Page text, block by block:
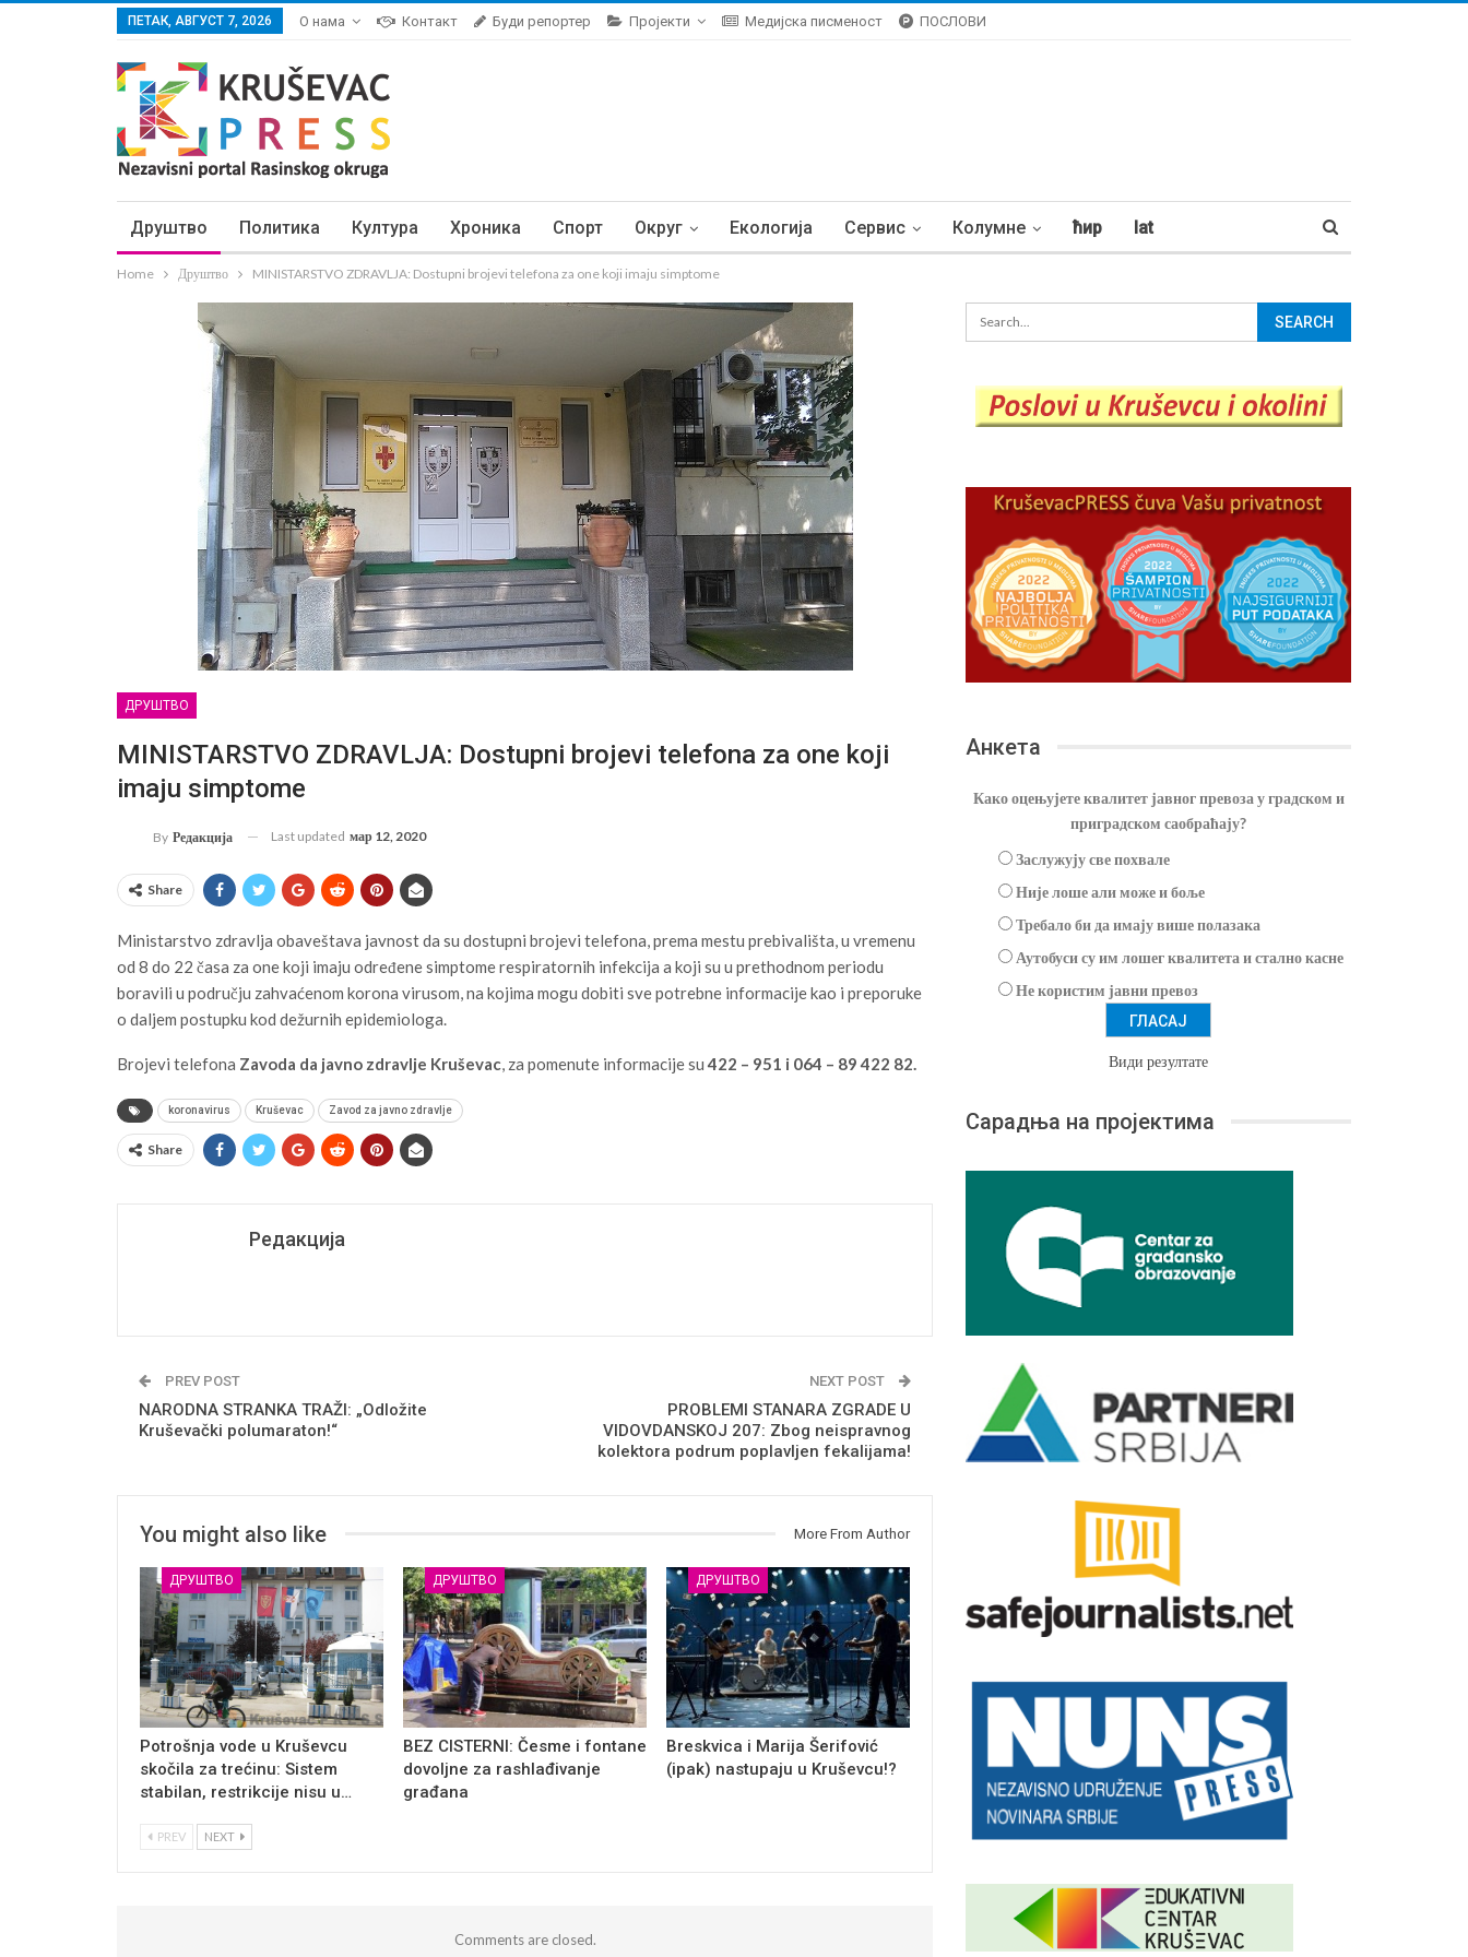
ПЕТАК, АВГУСТ 7, 2026 О нама Контакт Буди репортер Пројекти Медијска писменост ПОСЛОВИ
Друштво Политика Култура Хроника Спорт Округ Екологија Сервис Колумне ћир lat
Home Друштво MINISTARSTVO ZDRAVLJA: Dostupni brojevi telefona za one koji imaju simptome
ДРУШТВО
MINISTARSTVO ZDRAVLJA: Dostupni brojevi telefona za one koji
imaju simptome
By Редакција Last updated мар 12, 2020
Share
Ministarstvo zdravlja obaveštava javnost da su dostupni brojevi telefona, prema mestu prebivališta, u vremenu
od 8 do 22 časa za one koji imaju određene simptome respiratornih infekcija a koji su u prethodnom periodu
boravili u području zahvaćenom korona virusom, na kojima mogu dobiti sve potrebne informacije kao i preporuke
o daljem postupku kod dežurnih epidemiologa.
Brojevi telefona Zavoda da javno zdravlje Kruševac, za pomenute informacije su422 – 951 i 064 – 89 422 82.
koronavirus Kruševac Zavod za javno zdravlje
Share
Редакција
PREV POST
NARODNA STRANKA TRAŽI: „Odložite
Kruševački polumaraton!“
NEXT POST
PROBLEMI STANARA ZGRADE U
VIDOVDANSKOJ 207: Zbog neispravnog
kolektora podrum poplavljen fekalijama!
You might also like More From Author
ДРУШТВО
Potrošnja vode u Kruševcu
skočila za trećinu: Sistem
stabilan, restrikcije nisu u…
ДРУШТВО
BEZ CISTERNI: Česme i fontane
dovoljne za rashlađivanje
građana
ДРУШТВО
Breskvica i Marija Šerifović
(ipak) nastupaju u Kruševcu!?
PREV NEXT
Comments are closed.
Анкета
Како оцењујете квалитет јавног превоза у градском и
приградском саобраћају?
Заслужују све похвале
Није лоше али може и боље
Требало би да имају више полазака
Аутобуси су им лошег квалитета и стално касне
Не користим јавни превоз
Види резултате
Сарадња на пројектима